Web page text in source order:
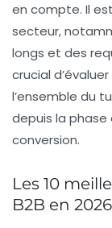
en compte. Il
secteur,
longs et des
crucial
l’ensemble du
depuis la phase
conversion.
Les 10
B2B en 2026